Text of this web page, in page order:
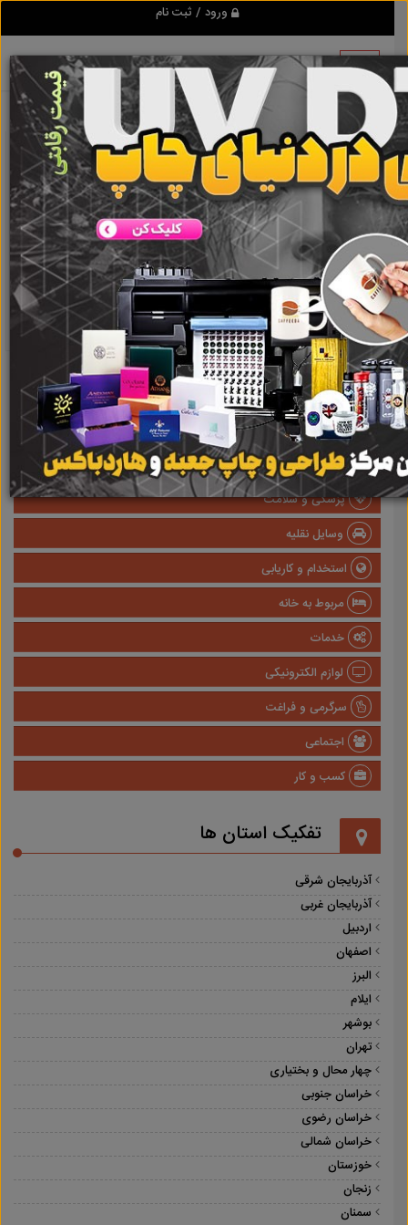
ورود / ثبت نام
نتیجه ای یافت نشد
گروه ها
املاک
صنعتی
پزشکی و سلامت
وسایل نقلیه
استخدام و کاریابی
مربوط به خانه
خدمات
لوازم الکترونیکی
سرگرمی و فراغت
اجتماعی
کسب و کار
تفکیک استان ها
آذربایجان شرقی
آذربایجان غربی
اردبیل
اصفهان
البرز
ایلام
بوشهر
تهران
چهار محال و بختیاری
خراسان جنوبی
خراسان رضوی
خراسان شمالی
خوزستان
زنجان
سمنان